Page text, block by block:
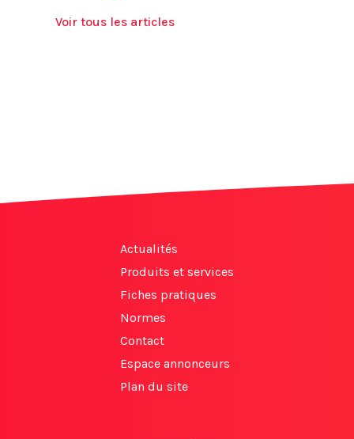
Voir tous les articles
Actualités
Produits et services
Fiches pratiques
Normes
Contact
Espace annonceurs
Plan du site